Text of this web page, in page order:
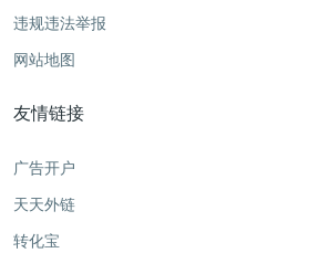
违规违法举报
网站地图
友情链接
广告开户
天天外链
转化宝